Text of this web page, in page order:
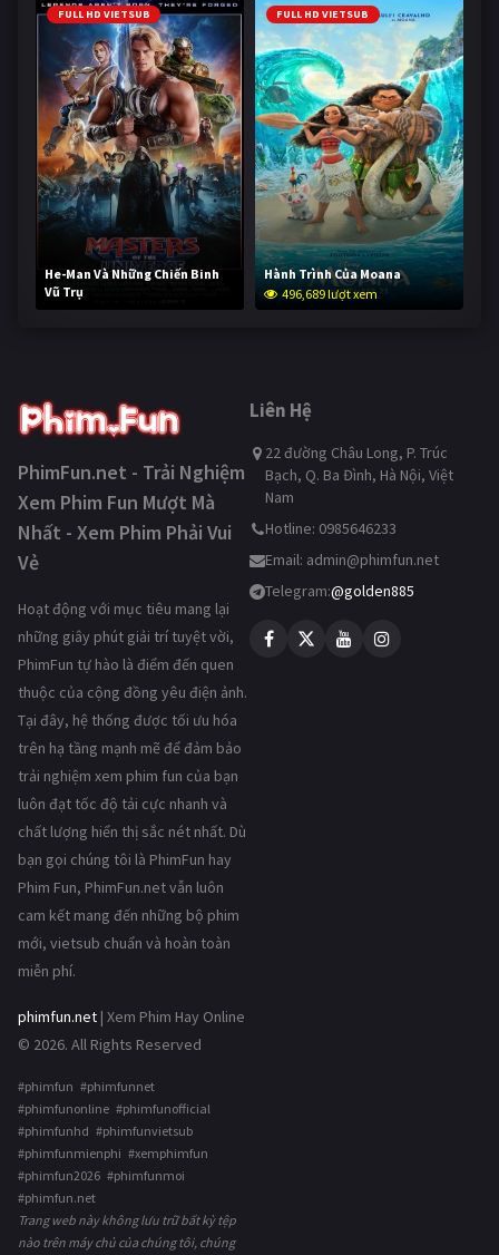
FULL HD VIETSUB
He-Man Và Những Chiến Binh
Vũ Trụ
245,752 lượt xem
FULL HD VIETSUB
Hành Trình Của Moana
496,689 lượt xem
PhimFun.net - Trải Nghiệm
Xem Phim Fun Mượt Mà
Nhất - Xem Phim Phải Vui
Vẻ
Hoạt động với mục tiêu mang lại
những giây phút giải trí tuyệt vời,
PhimFun tự hào là điểm đến quen
thuộc của cộng đồng yêu điện ảnh.
Tại đây, hệ thống được tối ưu hóa
trên hạ tầng mạnh mẽ để đảm bảo
trải nghiệm xem phim fun của bạn
luôn đạt tốc độ tải cực nhanh và
chất lượng hiển thị sắc nét nhất. Dù
bạn gọi chúng tôi là PhimFun hay
Phim Fun, PhimFun.net vẫn luôn
cam kết mang đến những bộ phim
mới, vietsub chuẩn và hoàn toàn
miễn phí.
phimfun.net | Xem Phim Hay Online
© 2026. All Rights Reserved
#phimfun #phimfunnet
#phimfunonline #phimfunofficial
#phimfunhd #phimfunvietsub
#phimfunmienphi #xemphimfun
#phimfun2026 #phimfunmoi
#phimfun.net
Trang web này không lưu trữ bất kỳ tệp
nào trên máy chủ của chúng tôi, chúng
Liên Hệ
22 đường Châu Long, P. Trúc
Bạch, Q. Ba Đình, Hà Nội, Việt
Nam
Hotline: 0985646233
Email: admin@phimfun.net
Telegram:@golden885